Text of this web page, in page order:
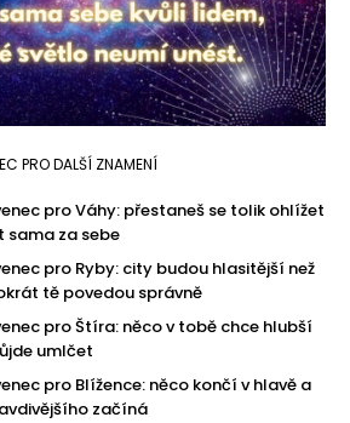
PRO DALŠÍ ZNAMENÍ
pro Váhy: přestaneš se tolik ohlížet
sama za sebe
pro Ryby: city budou hlasitější než
tě povedou správně
pro Štíra: něco v tobě chce hlubší
umlčet
pro Blížence: něco končí v hlavě a
začíná